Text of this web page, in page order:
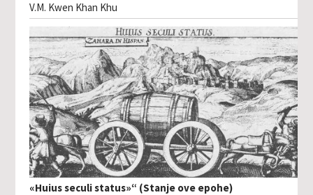
V.M. Kwen Khan Khu
«Huius seculi status»“ (Stanje ove epohe)